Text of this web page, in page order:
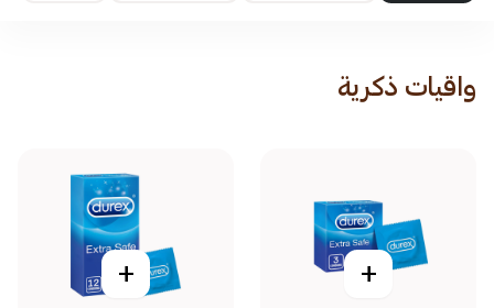
واقيات ذكرية
+
+